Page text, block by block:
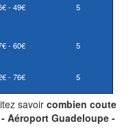
- 49€ 5
- 60€ 5
- 76€ 5
savoir combien coute
Aéroport Guadeloupe -